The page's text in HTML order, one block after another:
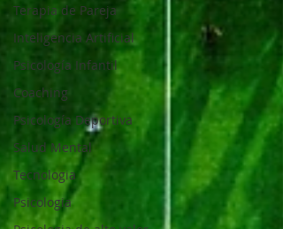
Terapia de Pareja
Inteligencia Artificial
Psicología Infantil
Coaching
Psicología Deportiva
Salud Mental
Tecnologia
Psicologia